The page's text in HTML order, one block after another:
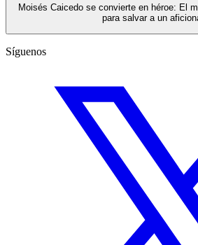
Moisés Caicedo se convierte en héroe: El
para salvar a un
Síguenos